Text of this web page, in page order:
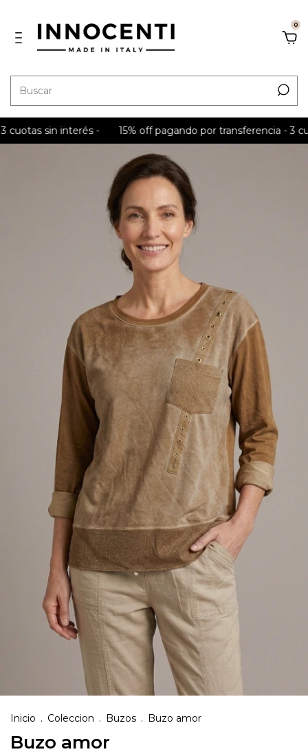
0
sin interés - 15% off pagando por transferencia - 3 cuotas
Inicio . Coleccion . Buzos . Buzo amor
Buzo amor